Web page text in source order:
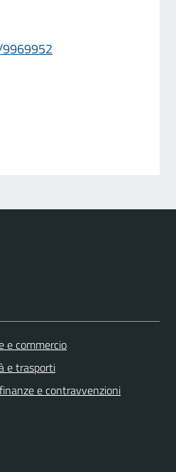
e commercio
e trasporti
e contravvenzioni